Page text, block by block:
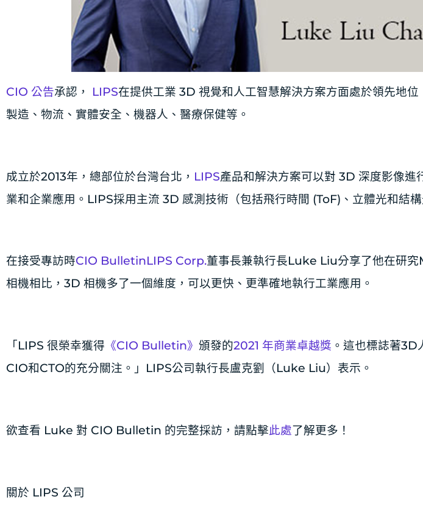
CIO 公告承認， LIPS在提供工業 3D 視覺和人工智慧解決方案方面處於領先地
製造、物流、實體安全、機器人、醫療保健等。
成立於2013年，總部位於台灣台北， LIPS產品和解決方案可以對 3D 深度影像進
業和企業應用。LIPS採用主流 3D 感測技術（包括飛行時間 (ToF)、立體光和結
在接受專訪時CIO BulletinLIPS Corp.董事長兼執行長Luke Liu分享了他在研
相機相比，3D 相機多了一個維度，可以更快、更準確地執行工業應用。
「LIPS 很榮幸獲得 《CIO Bulletin》 頒發的2021 年商業卓越獎 。這也標誌著
CIO和CTO的充分關注。」LIPS公司執行長盧克劉（Luke Liu）表示。
欲查看 Luke 對 CIO Bulletin 的完整採訪，請點擊此處了解更多！
關於 LIPS 公司